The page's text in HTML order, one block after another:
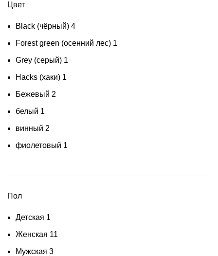
Цвет
Black (чёрный) 4
Forest green (осенний лес) 1
Grey (серый) 1
Hacks (хаки) 1
Бежевый 2
белый 1
винный 2
фиолетовый 1
Пол
Детская 1
Женская 11
Мужская 3